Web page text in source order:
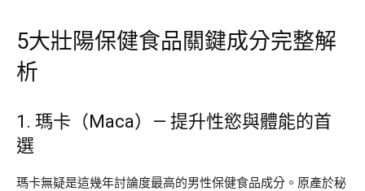
5大壯陽保健食品關鍵成分完整解
析
1. 瑪卡（Maca）— 提升性慾與體能的首
選
瑪卡無疑是這幾年討論度最高的男性保健食品成分。原產於秘